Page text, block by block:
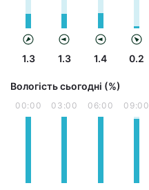
1.3 1.3 1.4 0.2
Вологість сьогодні (%)
00:00 03:00 06:00 09:00